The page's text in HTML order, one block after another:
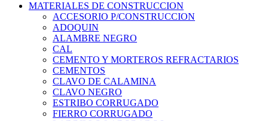
MATERIALES DE CONSTRUCCION
ACCESORIO P/CONSTRUCCION
ADOQUIN
ALAMBRE NEGRO
CAL
CEMENTO Y MORTEROS REFRACTARIOS
CEMENTOS
CLAVO DE CALAMINA
CLAVO NEGRO
ESTRIBO CORRUGADO
FIERRO CORRUGADO